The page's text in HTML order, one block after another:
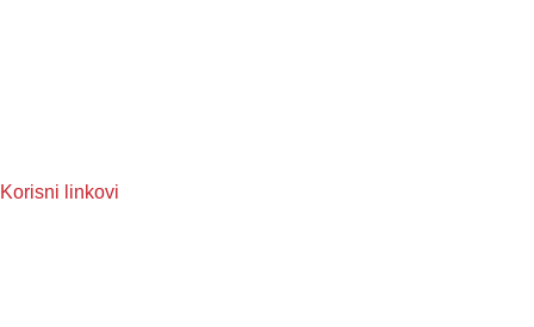
Korisni linkovi